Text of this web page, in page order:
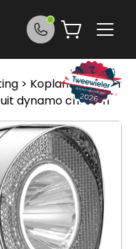
> Koplampen> on
dynamo chroom